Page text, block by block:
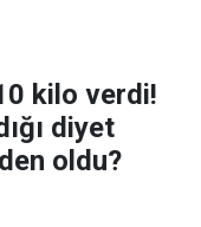
kilo verdi!
diyet
oldu?